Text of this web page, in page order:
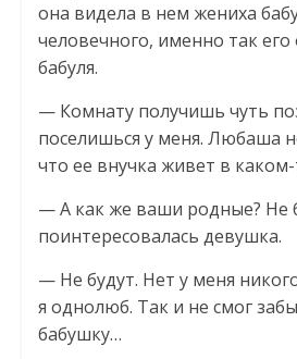
она видела в нем жениха
человечного, именно так
бабуля.
— Комнату получишь чуть
поселишься у меня. Любаша
что ее внучка живет в
— А как же ваши родные? Не
поинтересовалась девушка.
— Не будут. Нет у меня
я однолюб. Так и не смог
бабушку…